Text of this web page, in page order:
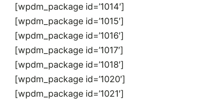
[wpdm_package id=’1014′]
[wpdm_package id=’1015′]
[wpdm_package id=’1016′]
[wpdm_package id=’1017′]
[wpdm_package id=’1018′]
[wpdm_package id=’1020′]
[wpdm_package id=’1021′]